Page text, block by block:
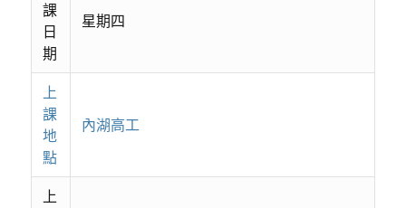
課
日
期
星期四
上
課
地
點
內湖高工
上